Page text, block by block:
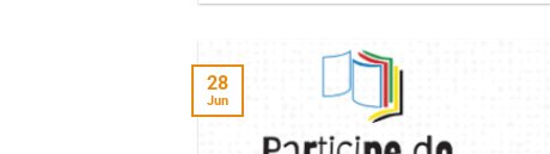
28
Jun